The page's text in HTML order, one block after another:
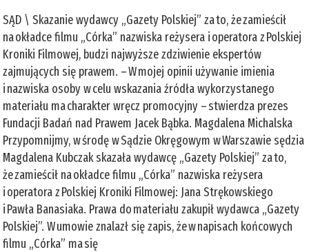
SĄD \ Skazanie wydawcy „Gazety Polskiej” za to, że zamieścił
na okładce filmu „Córka” nazwiska reżysera i operatora z Polskiej
Kroniki Filmowej, budzi najwyższe zdziwienie ekspertów
zajmujących się prawem. – W mojej opinii używanie imienia
i nazwiska osoby w celu wskazania źródła wykorzystanego
materiału ma charakter wręcz promocyjny – stwierdza prezes
Fundacji Badań nad Prawem Jacek Bąbka. Magdalena Michalska
Przypomnijmy, w środę w Sądzie Okręgowym w Warszawie sędzia
Magdalena Kubczak skazała wydawcę „Gazety Polskiej” za to,
że zamieścił na okładce filmu „Córka” nazwiska reżysera
i operatora z Polskiej Kroniki Filmowej: Jana Strękowskiego
i Pawła Banasiaka. Prawa do materiału zakupił wydawca „Gazety
Polskiej”. W umowie znalazł się zapis, że w napisach końcowych
filmu „Córka” ma się